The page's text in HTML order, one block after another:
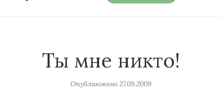
Ты мне никто!
Опубликовано 27.09.2009